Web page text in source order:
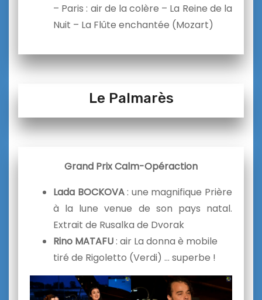
– Paris : air de la colère – La Reine de la
Nuit – La Flûte enchantée (Mozart)
Le Palmarès
Grand Prix Calm-Opéraction
Lada BOCKOVA: une magnifique Prière
à la lune venue de son pays natal.
Extrait de Rusalka de Dvorak
Rino MATAFU: air La donna è mobile
tiré de Rigoletto (Verdi) … superbe !